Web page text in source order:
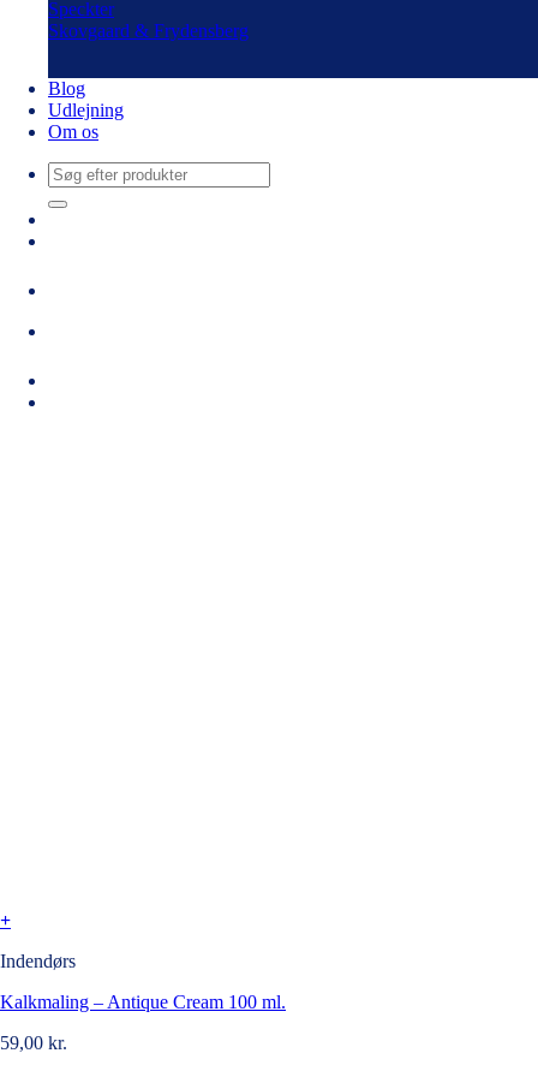
Speckter
Skovgaard & Frydensberg
Blog
Udlejning
Om os
Søg
efter:
+
Indendørs
Kalkmaling – Antique Cream 100 ml.
59,00 kr.